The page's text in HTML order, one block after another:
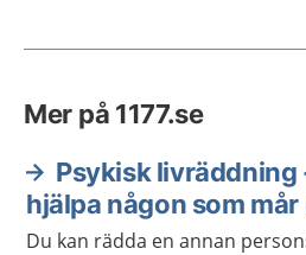
Mer på 1177.se
Psykisk livräddning
hjälpa någon som
Du kan rädda en annan